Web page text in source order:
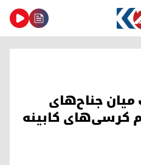
میان جناح‌های
کرسی‌های کابینه